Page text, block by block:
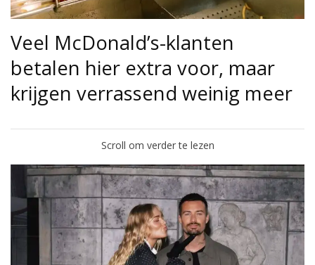
Veel McDonald’s-klanten
betalen hier extra voor, maar
krijgen verrassend weinig meer
Scroll om verder te lezen